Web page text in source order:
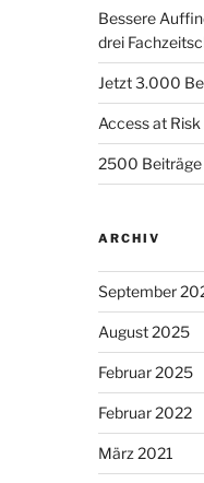
Bessere
drei
Jetzt 3.000
Access at Risk
2500 Beiträge
ARCHIV
September
August 2025
Februar 2025
Februar 2022
März 2021